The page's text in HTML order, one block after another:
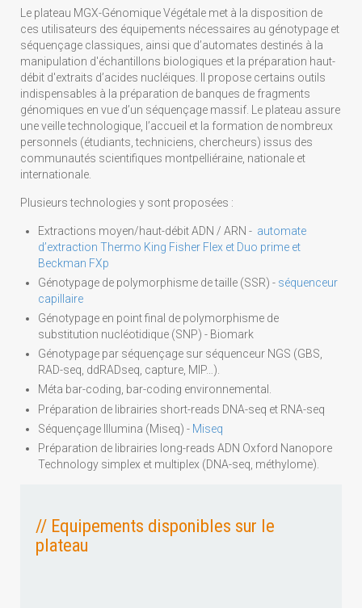
Le plateau MGX-Génomique Végétale met à la disposition de
ces utilisateurs des équipements nécessaires au génotypage et
séquençage classiques, ainsi que d’automates destinés à la
manipulation d'échantillons biologiques et la préparation haut-
débit d'extraits d’acides nucléiques. Il propose certains outils
indispensables à la préparation de banques de fragments
génomiques en vue d’un séquençage massif. Le plateau assure
une veille technologique, l’accueil et la formation de nombreux
personnels (étudiants, techniciens, chercheurs) issus des
communautés scientifiques montpelliéraine, nationale et
internationale.
Plusieurs technologies y sont proposées :
Extractions moyen/haut-débit ADN / ARN - automate
d’extraction Thermo King Fisher Flex et Duo prime et
Beckman FXp
Génotypage de polymorphisme de taille (SSR) - séquenceur
capillaire
Génotypage en point final de polymorphisme de
substitution nucléotidique (SNP) - Biomark
Génotypage par séquençage sur séquenceur NGS (GBS,
RAD-seq, ddRADseq, capture, MIP…).
Méta bar-coding, bar-coding environnemental.
Préparation de librairies short-reads DNA-seq et RNA-seq
Séquençage Illumina (Miseq) - Miseq
Préparation de librairies long-reads ADN Oxford Nanopore
Technology simplex et multiplex (DNA-seq, méthylome).
// Equipements disponibles sur le
plateau